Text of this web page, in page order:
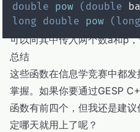
double pow ( double
long double pow ( long
可以向其中传入两个数a和p
总结
这些函数在信息学竞赛中都
掌握。如果你要通过GESP
函数有前四个，但我还是建
定哪天就用上了呢？